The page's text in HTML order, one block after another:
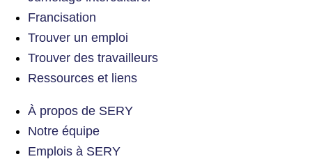
Francisation
Trouver un emploi
Trouver des travailleurs
Ressources et liens
À propos de SERY
Notre équipe
Emplois à SERY